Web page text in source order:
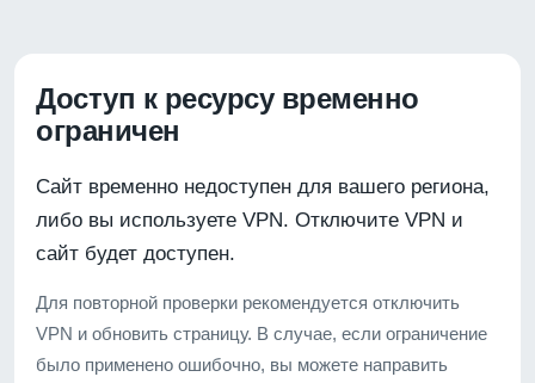
Доступ к ресурсу временно
ограничен
Сайт временно недоступен для вашего региона,
либо вы используете VPN. Отключите VPN и
сайт будет доступен.
Для повторной проверки рекомендуется отключить
VPN и обновить страницу. В случае, если ограничение
было применено ошибочно, вы можете направить